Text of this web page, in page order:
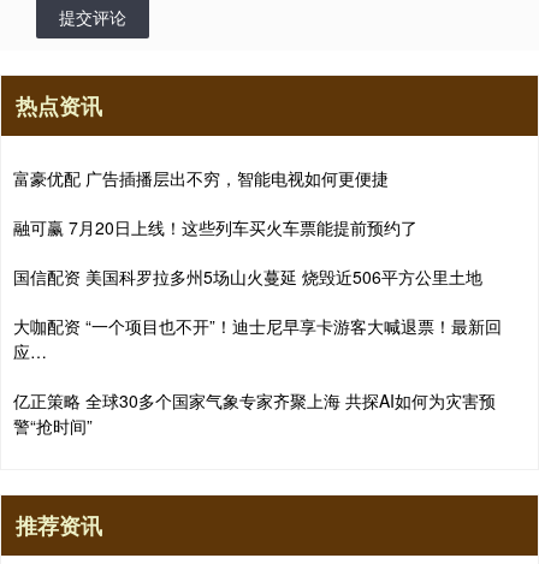
提交评论
热点资讯
富豪优配 广告插播层出不穷，智能电视如何更便捷
融可赢 7月20日上线！这些列车买火车票能提前预约了
国信配资 美国科罗拉多州5场山火蔓延 烧毁近506平方公里土地
大咖配资 “一个项目也不开”！迪士尼早享卡游客大喊退票！最新回
应…
亿正策略 全球30多个国家气象专家齐聚上海 共探AI如何为灾害预
警“抢时间”
推荐资讯